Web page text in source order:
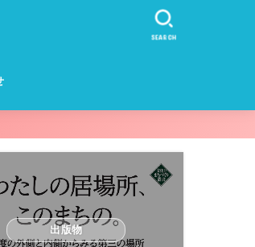
SEARCH
出版物